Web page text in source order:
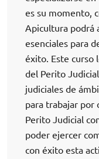
es su momento,
Apicultura podrá
esenciales para
éxito. Este curso
del Perito
judiciales de
para trabajar por
Perito Judicial
poder ejercer
con éxito esta